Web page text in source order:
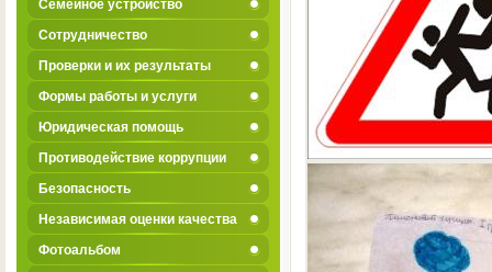
Семейное устройство
Сотрудничество
Проверки и их результаты
Формы работы и услуги
Юридическая помощь
Противодействие коррупции
Безопасность
Независимая оценки качества
Фотоальбом